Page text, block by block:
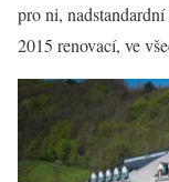
pro ni,
2015 renovací, ve